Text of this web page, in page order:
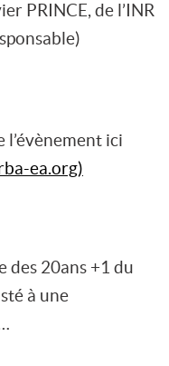
PRINCE, de l’INR
l’évènement ici
ea.org)
des 20ans +1 du
à une